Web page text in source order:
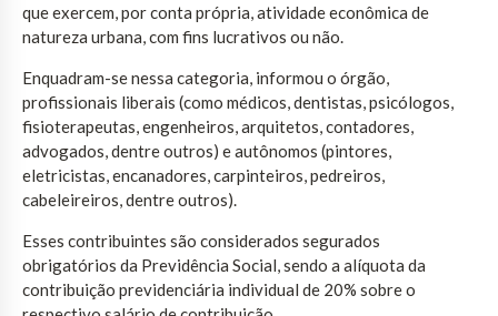
que exercem, por conta própria, atividade econômica de
natureza urbana, com fins lucrativos ou não.
Enquadram-se nessa categoria, informou o órgão,
profissionais liberais (como médicos, dentistas, psicólogos,
fisioterapeutas, engenheiros, arquitetos, contadores,
advogados, dentre outros) e autônomos (pintores,
eletricistas, encanadores, carpinteiros, pedreiros,
cabeleireiros, dentre outros).
Esses contribuintes são considerados segurados
obrigatórios da Previdência Social, sendo a alíquota da
contribuição previdenciária individual de 20% sobre o